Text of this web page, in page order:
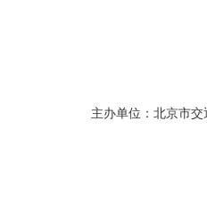
主办单位：北京市交